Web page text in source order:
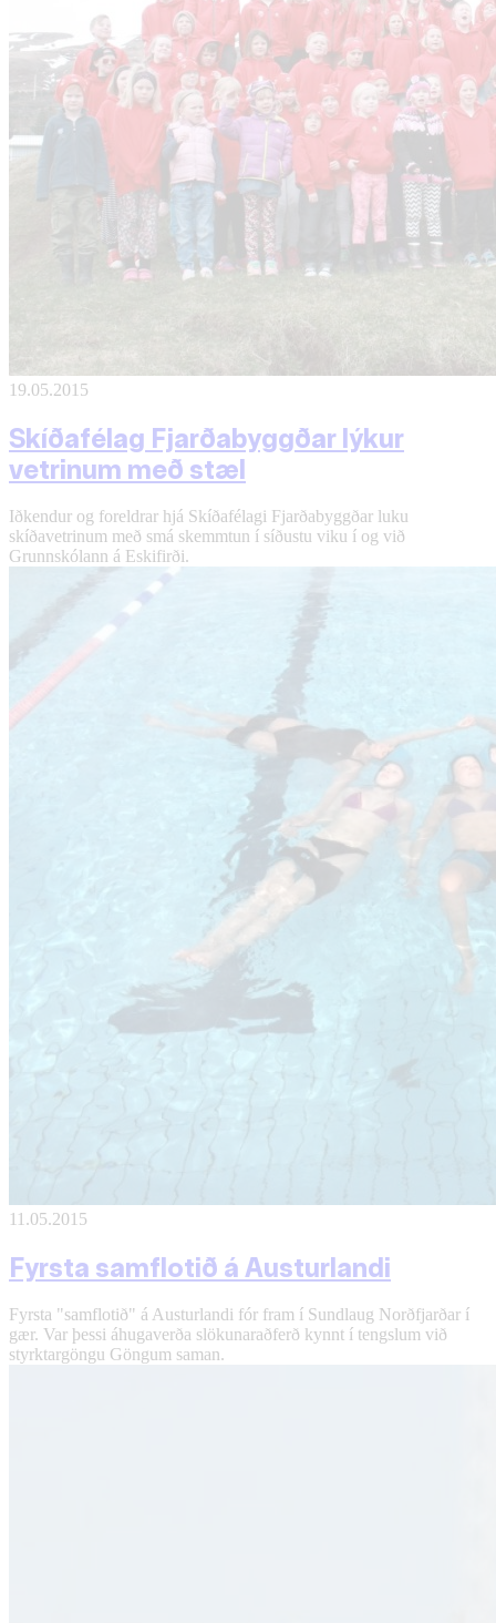
19.05.2015
Skíðafélag Fjarðabyggðar lýkur
vetrinum með stæl
Iðkendur og foreldrar hjá Skíðafélagi Fjarðabyggðar luku
skíðavetrinum með smá skemmtun í síðustu viku í og við
Grunnskólann á Eskifirði.
11.05.2015
Fyrsta samflotið á Austurlandi
Fyrsta "samflotið" á Austurlandi fór fram í Sundlaug Norðfjarðar í
gær. Var þessi áhugaverða slökunaraðferð kynnt í tengslum við
styrktargöngu Göngum saman.